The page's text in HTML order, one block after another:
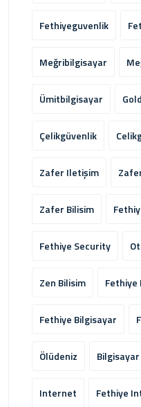
Fethiyeguvenlik
Meğribilgisayar
Ümitbilgisayar
Çelikgüvenlik
Zafer Iletişim
Zafer Bilisim
Fethiye Security
Zen Bilisim Fethiye
Fethiye Bilgisayar
Ölüdeniz Bilgisayar
Internet Fethiye